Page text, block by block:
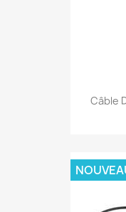
Câble